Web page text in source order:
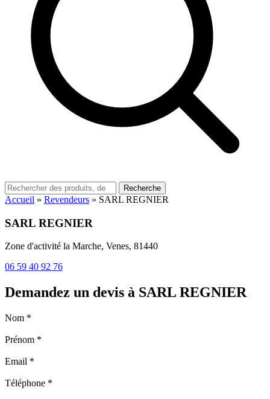
Recherche
Accueil » Revendeurs » SARL REGNIER
SARL REGNIER
Zone d'activité la Marche, Venes, 81440
06 59 40 92 76
Demandez un devis à SARL REGNIER
Nom *
Prénom *
Email *
Téléphone *